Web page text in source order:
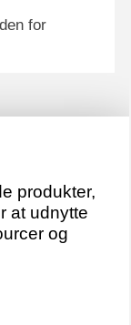
for
produkter,
at udnytte
og